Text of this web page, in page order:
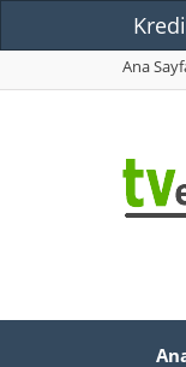
Ana